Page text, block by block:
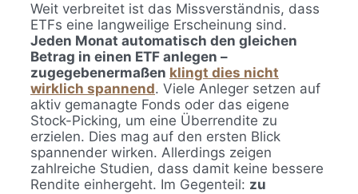
Weit verbreitet ist das Missverständnis, dass
ETFs eine langweilige Erscheinung sind.
Jeden Monat automatisch den gleichen
Betrag in einen ETF anlegen –
zugegebenermaßen klingt dies nicht
wirklich spannend. Viele Anleger setzen auf
aktiv gemanagte Fonds oder das eigene
Stock-Picking, um eine Überrendite zu
erzielen. Dies mag auf den ersten Blick
spannender wirken. Allerdings zeigen
zahlreiche Studien, dass damit keine bessere
Rendite einhergeht. Im Gegenteil: zu